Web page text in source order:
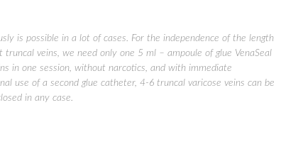
is possible in a lot of cases. For the independence of the length
veins, we need only one 5 ml – ampoule of glue VenaSeal
in one session, without narcotics, and with immediate
use of a second glue catheter, 4-6 truncal varicose veins can be
in any case.